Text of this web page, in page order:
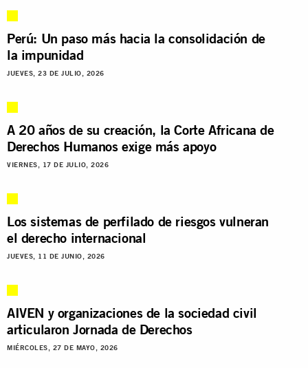
Perú: Un paso más hacia la consolidación de
la impunidad
JUEVES, 23 DE JULIO, 2026
A 20 años de su creación, la Corte Africana de
Derechos Humanos exige más apoyo
VIERNES, 17 DE JULIO, 2026
Los sistemas de perfilado de riesgos vulneran
el derecho internacional
JUEVES, 11 DE JUNIO, 2026
AIVEN y organizaciones de la sociedad civil
articularon Jornada de Derechos
MIÉRCOLES, 27 DE MAYO, 2026